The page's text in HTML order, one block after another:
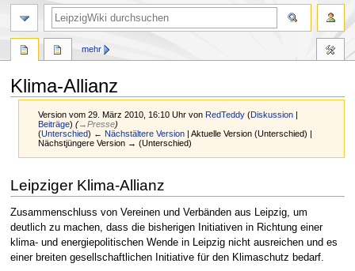
Klima-Allianz
Version vom 29. März 2010, 16:10 Uhr vonRedTeddy (Diskussion |
Beiträge) (→‎Presse)
(Unterschied) ← Nächstältere Version | Aktuelle Version (Unterschied) |
Nächstjüngere Version → (Unterschied)
Navigation
springen
Suche
springen
Leipziger Klima-Allianz
Zusammenschluss von Vereinen und Verbänden aus Leipzig, um
deutlich zu machen, dass die bisherigen Initiativen in Richtung einer
klima- und energiepolitischen Wende in Leipzig nicht ausreichen und es
einer breiten gesellschaftlichen Initiative für den Klimaschutz bedarf.
mehr